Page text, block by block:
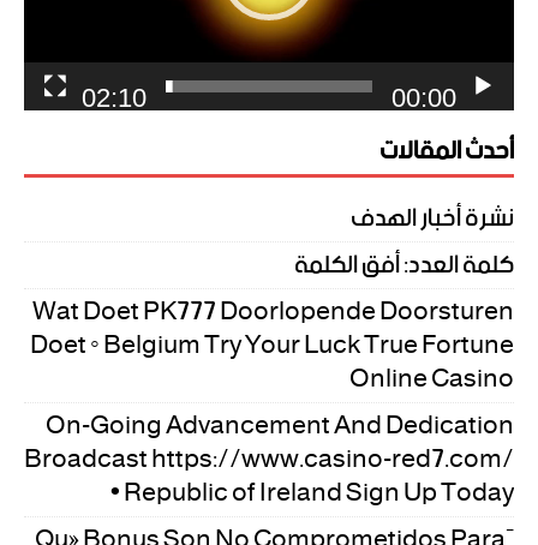
00:00
02:10
أحدث المقالات
نشرة أخبار الهدف
كلمة العدد: أفق الكلمة
Wat Doet PK777 Doorlopende Doorsturen
Doet ◦ Belgium Try Your Luck True Fortune
Online Casino
On-Going Advancement And Dedication
Broadcast https://www.casino-red7.com/
• Republic of Ireland Sign Up Today